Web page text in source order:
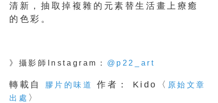
清新，抽取掉複雜的元素替生活畫上療癒
的色彩。
》攝影師 Instagram： @p22_art
轉載自 膠片的味道 作者： Kido〈 原始文章
出處 〉